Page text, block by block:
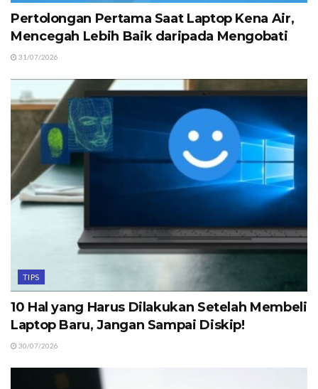
Pertolongan Pertama Saat Laptop Kena Air,
Mencegah Lebih Baik daripada Mengobati
31/07/2026
TIPS
10 Hal yang Harus Dilakukan Setelah Membeli
Laptop Baru, Jangan Sampai Diskip!
30/07/2026